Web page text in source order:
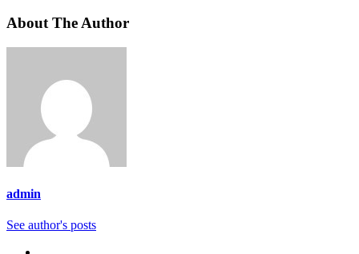
About The Author
admin
See author's posts